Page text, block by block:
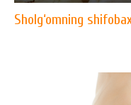
Sholg‘omning